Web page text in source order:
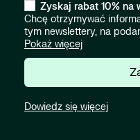
Zyskaj rabat 10% na
Chcę otrzymywać
tym newslettery, na
Pokaż więcej
Dowiedz się więcej